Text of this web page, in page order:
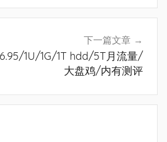
下一篇文章
1U/1G/1T hdd/5T月流量/
大盘鸡/内有测评